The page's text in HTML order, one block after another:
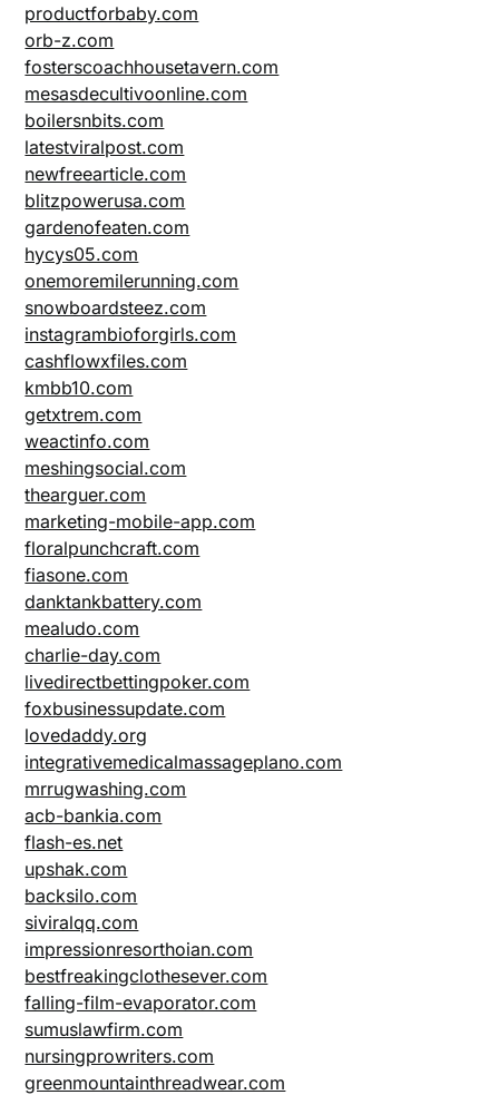
productforbaby.com
orb-z.com
fosterscoachhousetavern.com
mesasdecultivoonline.com
boilersnbits.com
latestviralpost.com
newfreearticle.com
blitzpowerusa.com
gardenofeaten.com
hycys05.com
onemoremilerunning.com
snowboardsteez.com
instagrambioforgirls.com
cashflowxfiles.com
kmbb10.com
getxtrem.com
weactinfo.com
meshingsocial.com
thearguer.com
marketing-mobile-app.com
floralpunchcraft.com
fiasone.com
danktankbattery.com
mealudo.com
charlie-day.com
livedirectbettingpoker.com
foxbusinessupdate.com
lovedaddy.org
integrativemedicalmassageplano.com
mrrugwashing.com
acb-bankia.com
flash-es.net
upshak.com
backsilo.com
siviralqq.com
impressionresorthoian.com
bestfreakingclothesever.com
falling-film-evaporator.com
sumuslawfirm.com
nursingprowriters.com
greenmountainthreadwear.com